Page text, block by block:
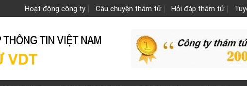
Hoạt động công ty Câu chuyện thám tử Hỏi đáp thám tử